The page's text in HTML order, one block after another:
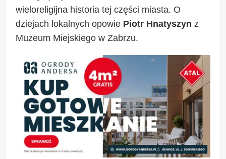
wieloreligijna historia tej części miasta. O
dziejach lokalnych opowie Piotr Hnatyszyn z
Muzeum Miejskiego w Zabrzu.